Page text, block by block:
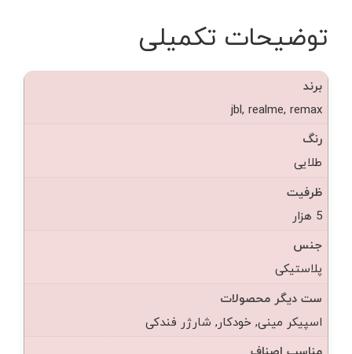
توضیحات تکمیلی
برند
jbl, realme, remax
رنگ
طلایی
ظرفیت
5 هزار
جنس
پلاستیکی
ست دیگر محصولات
اسپیکر مینی, خودکار, شارژر فندکی